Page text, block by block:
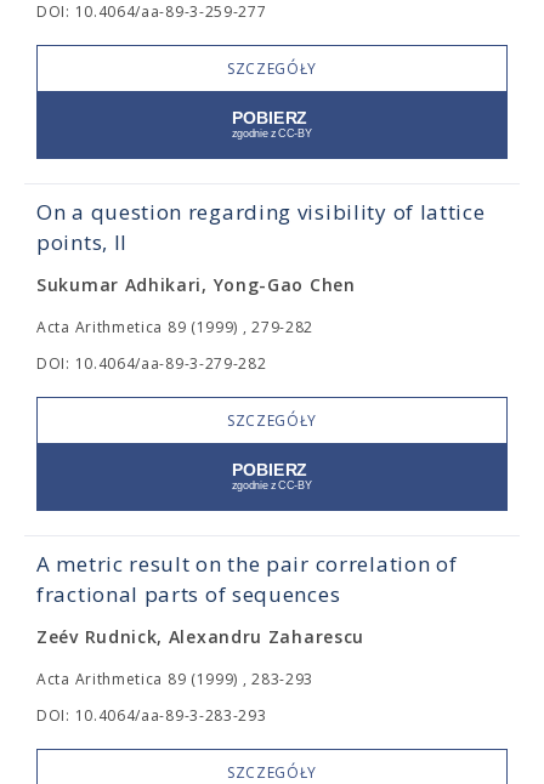
DOI: 10.4064/aa-89-3-259-277
SZCZEGÓŁY
On a question regarding visibility of lattice
points, II
Sukumar Adhikari, Yong-Gao Chen
Acta Arithmetica 89 (1999) , 279-282
DOI: 10.4064/aa-89-3-279-282
SZCZEGÓŁY
A metric result on the pair correlation of
fractional parts of sequences
Zeév Rudnick, Alexandru Zaharescu
Acta Arithmetica 89 (1999) , 283-293
DOI: 10.4064/aa-89-3-283-293
SZCZEGÓŁY